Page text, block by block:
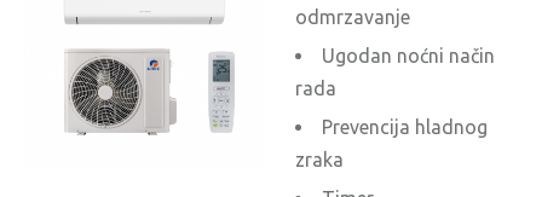
odmrzavanje
Ugodan noćni način
rada
Prevencija hladnog
zraka